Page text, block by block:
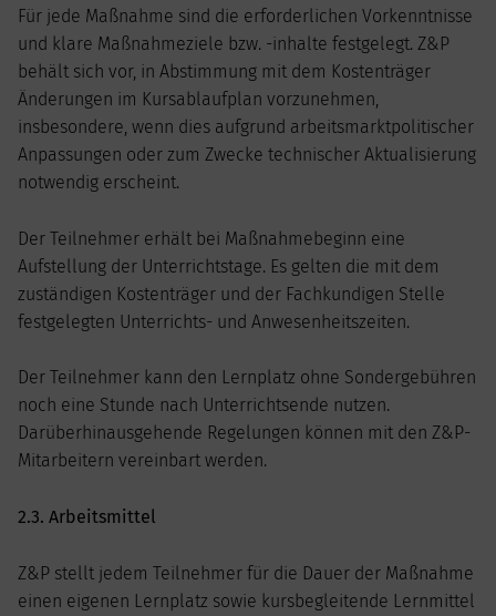
Für jede Maßnahme sind die erforderlichen Vorkenntnisse
und klare Maßnahmeziele bzw. -inhalte festgelegt. Z&P
behält sich vor, in Abstimmung mit dem Kostenträger
Änderungen im Kursablaufplan vorzunehmen,
insbesondere, wenn dies aufgrund arbeitsmarktpolitischer
Anpassungen oder zum Zwecke technischer Aktualisierung
notwendig erscheint.
Der Teilnehmer erhält bei Maßnahmebeginn eine
Aufstellung der Unterrichtstage. Es gelten die mit dem
zuständigen Kostenträger und der Fachkundigen Stelle
festgelegten Unterrichts- und Anwesenheitszeiten.
Der Teilnehmer kann den Lernplatz ohne Sondergebühren
noch eine Stunde nach Unterrichtsende nutzen.
Darüberhinausgehende Regelungen können mit den Z&P-
Mitarbeitern vereinbart werden.
2.3. Arbeitsmittel
Z&P stellt jedem Teilnehmer für die Dauer der Maßnahme
einen eigenen Lernplatz sowie kursbegleitende Lernmittel